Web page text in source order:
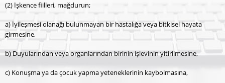
(2) İşkence fiilleri, mağdurun;
a) İyileşmesi olanağı bulunmayan bir hastalığa veya bitkisel hayata
girmesine,
b) Duyularından veya organlarından birinin işlevinin yitirilmesine,
c) Konuşma ya da çocuk yapma yeteneklerinin kaybolmasına,